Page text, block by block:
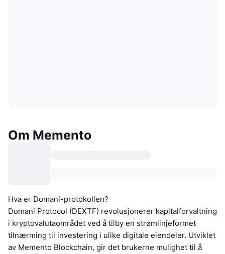
Om Memento
Hva er Domani-protokollen?
Domani Protocol (DEXTF) revolusjonerer kapitalforvaltning
i kryptovalutaområdet ved å tilby en strømlinjeformet
tilnærming til investering i ulike digitale eiendeler. Utviklet
av Memento Blockchain, gir det brukerne mulighet til å